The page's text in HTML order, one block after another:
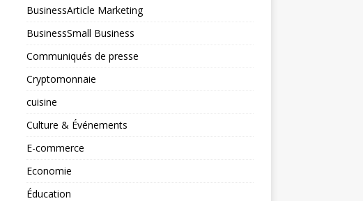
BusinessArticle Marketing
BusinessSmall Business
Communiqués de presse
Cryptomonnaie
cuisine
Culture & Événements
E-commerce
Economie
Éducation